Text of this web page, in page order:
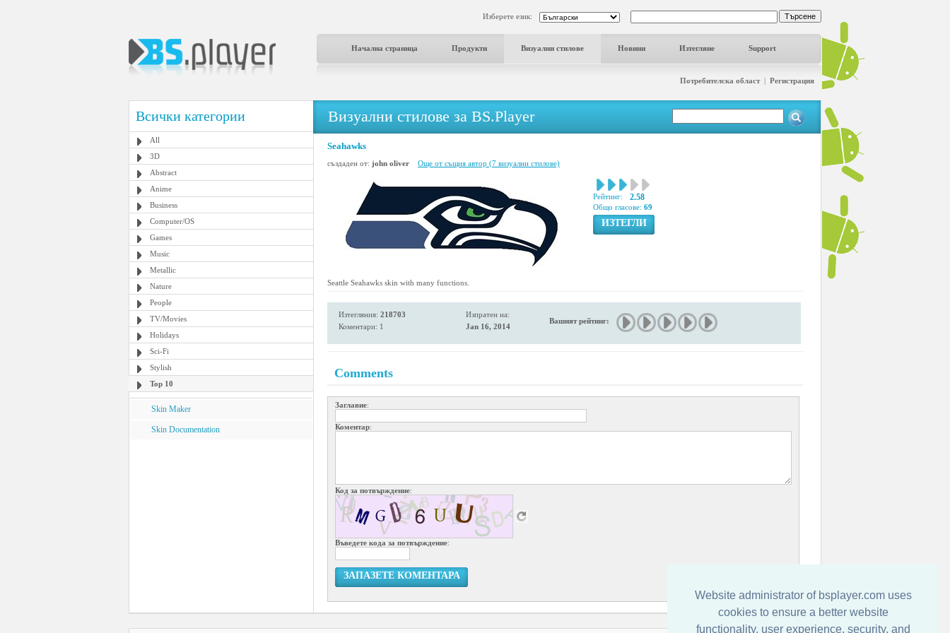
Website administrator of bsplayer.com uses
cookies to ensure a better website
functionality, user experience, security, and
Изберете език:
Начална страница Продукти Визуални стилове Новини Изтегляне Support
Потребителска област| Регистрация
Всички категории
All
3D
Abstract
Anime
Business
Computer/OS
Games
Music
Metallic
Nature
People
TV/Movies
Holidays
Sci-Fi
Stylish
Top 10
Skin Maker
Skin Documentation
Визуални стилове за BS.Player
Seahawks
създаден от: john oliver Още от същия автор (7 визуални стилове)
Рейтинг: 2.58
Общо гласове: 69
ИЗТЕГЛИ
Seattle Seahawks skin with many functions.
Изтегляния: 218703
Коментари: 1
Изпратен на:
Jan 16, 2014
Вашият рейтинг:
Comments
Заглавие:
Коментар:
Код за потвърждение:
Въведете кода за потвърждение:
ЗАПАЗЕТЕ КОМЕНТАРА